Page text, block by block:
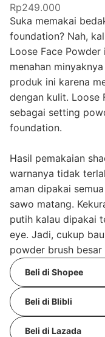
Rp249.000
Suka memakai
foundation? Nah,
Loose Face Powder
menahan
produk ini karena
dengan kulit. Loose
sebagai setting
foundation.
Hasil pemakaian
warnanya tidak
aman dipakai
sawo matang.
putih kalau dipakai
eye. Jadi, cukup
powder brush
Beli di Shopee
Beli di Blibli
Beli di Lazada